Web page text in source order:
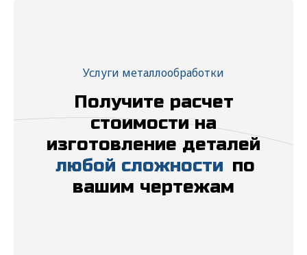
Услуги металлообработки
Получите расчет
стоимости на
изготовление деталей
любой сложности по
вашим чертежам
персональных данных в соответствии с
№152-ФЗ "О персональных данных" на
условиях и для целей, определенных
Политикой обработки персональных
данных"
Отправить